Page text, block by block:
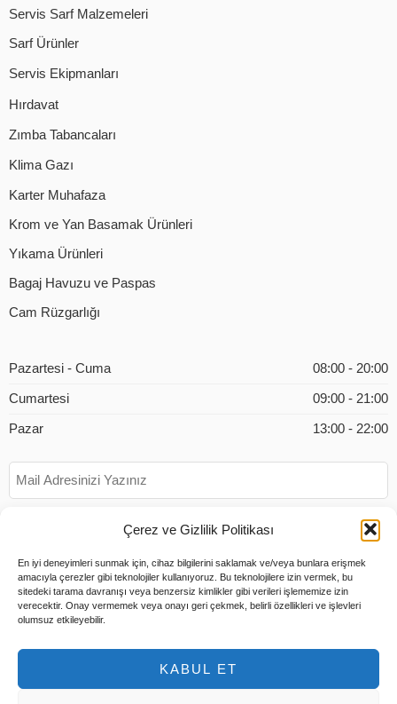
Çerez ve Gizlilik Politikası
En iyi deneyimleri sunmak için, cihaz bilgilerini saklamak ve/veya bunlara erişmek
amacıyla çerezler gibi teknolojiler kullanıyoruz. Bu teknolojilere izin vermek, bu
sitedeki tarama davranışı veya benzersiz kimlikler gibi verileri işlememize izin
verecektir. Onay vermemek veya onayı geri çekmek, belirli özellikleri ve işlevleri
olumsuz etkileyebilir.
KABUL ET
Servis Sarf Malzemeleri
Sarf Ürünler
Servis Ekipmanları
Hırdavat
Zımba Tabancaları
Klima Gazı
Karter Muhafaza
Krom ve Yan Basamak Ürünleri
Yıkama Ürünleri
Bagaj Havuzu ve Paspas
Cam Rüzgarlığı
Pazartesi - Cuma 08:00 - 20:00
Cumartesi 09:00 - 21:00
Pazar 13:00 - 22:00